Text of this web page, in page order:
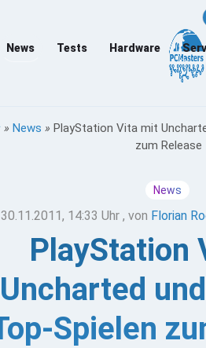
News Tests Hardware
» News » PlayStation Vita mit
zum Release
News
30.11.2011, 14:33 Uhr , von Florian
PlayStation
Uncharted
Spielen